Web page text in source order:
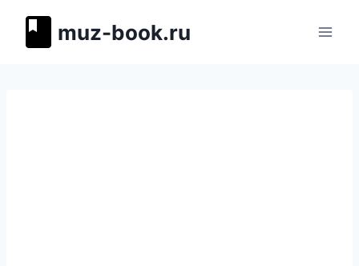
muz-book.ru